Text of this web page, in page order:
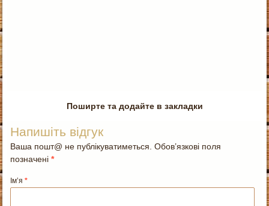
Поширте та додайте в закладки
Напишіть відгук
Ваша пошт@ не публікуватиметься. Обов’язкові поля
позначені*
Ім’я*